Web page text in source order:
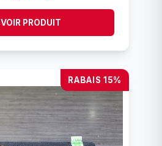
VOIR PRODUIT
RABAIS 15%